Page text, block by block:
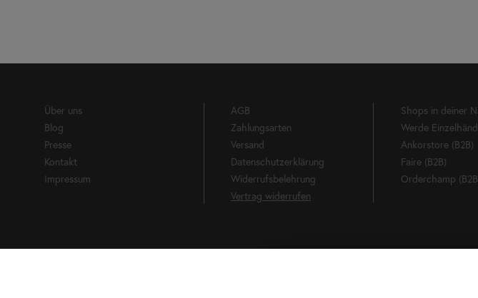
Über uns
Blog
Presse
Kontakt
Impressum
AGB
Zahlungsarten
Versand
Datenschutzerklärung
Widerrufsbelehrung
Vertrag widerrufen
Shops in deiner
Werde
Ankorstore (B2B)
Faire (B2B)
Orderchamp